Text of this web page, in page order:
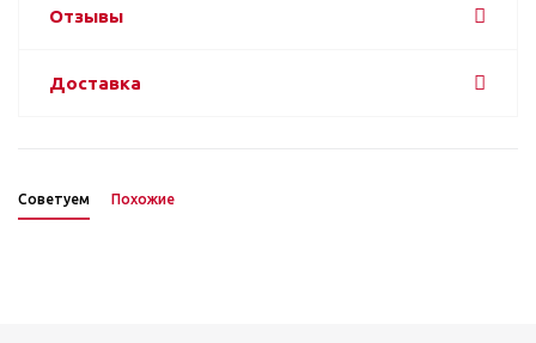
Отзывы
Доставка
Советуем Похожие